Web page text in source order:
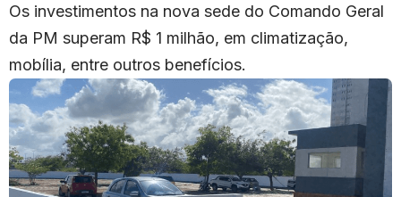
Os investimentos na nova sede do Comando Geral
da PM superam R$ 1 milhão, em climatização,
mobília, entre outros benefícios.